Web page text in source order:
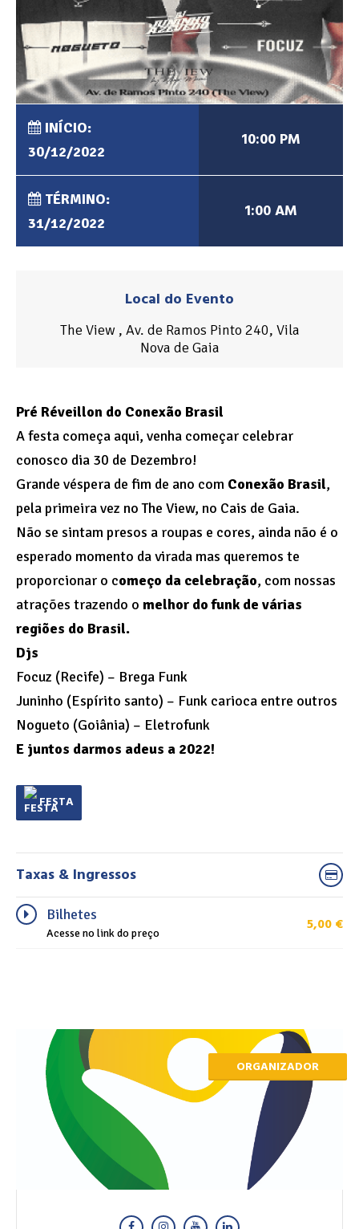
INÍCIO:
30/12/2022
10:00 PM
TÉRMINO:
31/12/2022
1:00 AM
Local do Evento
The View , Av. de Ramos Pinto 240, Vila
Nova de Gaia
Pré Réveillon do Conexão Brasil
A festa começa aqui, venha começar celebrar
conosco dia 30 de Dezembro!
Grande véspera de fim de ano com Conexão Brasil,
pela primeira vez no The View, no Cais de Gaia.
Não se sintam presos a roupas e cores, ainda não é o
esperado momento da virada mas queremos te
proporcionar o começo da celebração, com nossas
atrações trazendo o melhor do funk de várias
regiões do Brasil.
Djs
Focuz (Recife) – Brega Funk
Juninho (Espírito santo) – Funk carioca entre outros
Nogueto (Goiânia) – Eletrofunk
E juntos darmos adeus a 2022!
FESTA
Taxas & Ingressos
Bilhetes
Acesse no link do preço 5,00€
ORGANIZADOR